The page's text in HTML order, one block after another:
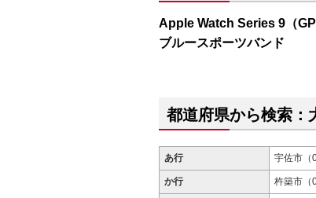
Apple Watch Series 9（
ブルースポーツバンド
都道府県から検索：
あ行 宇佐市（0
か行 杵築市（0